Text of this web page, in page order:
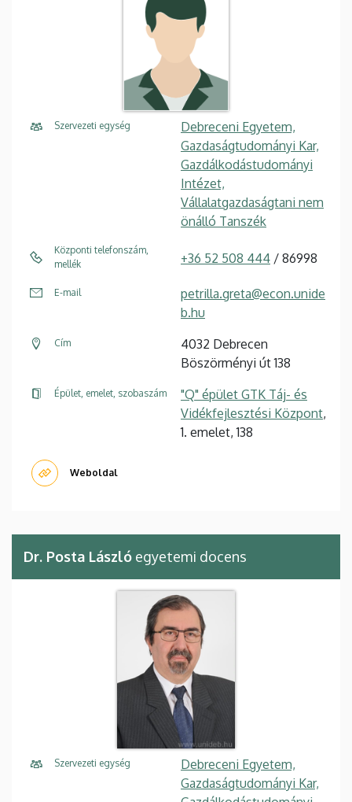
Szervezeti egység
Debreceni Egyetem,
Gazdaságtudományi Kar,
Gazdálkodástudományi
Intézet,
Vállalatgazdaságtani nem
önálló Tanszék
Központi telefonszám,
mellék
+36 52 508 444 / 86998
E-mail
petrilla.greta@econ.unide
b.hu
Cím
4032 Debrecen
Böszörményi út 138
Épület, emelet, szobaszám
"Q" épület GTK Táj- és
Vidékfejlesztési Központ,
1. emelet, 138
Weboldal
Dr. Posta László egyetemi docens
Szervezeti egység
Debreceni Egyetem,
Gazdaságtudományi Kar,